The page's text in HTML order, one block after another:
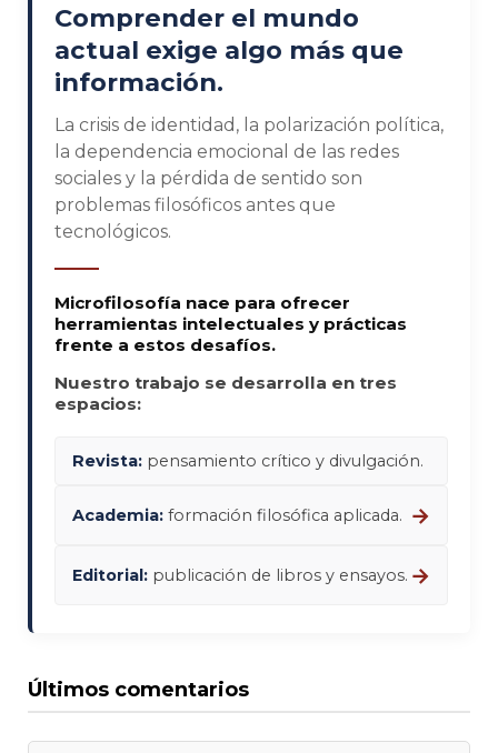
Comprender el mundo
actual exige algo más que
información.
La crisis de identidad, la polarización política,
la dependencia emocional de las redes
sociales y la pérdida de sentido son
problemas filosóficos antes que
tecnológicos.
Microfilosofía nace para ofrecer
herramientas intelectuales y prácticas
frente a estos desafíos.
Nuestro trabajo se desarrolla en tres
espacios:
Revista: pensamiento crítico y divulgación.
Academia: formación filosófica aplicada. →
Editorial: publicación de libros y ensayos. →
Últimos comentarios